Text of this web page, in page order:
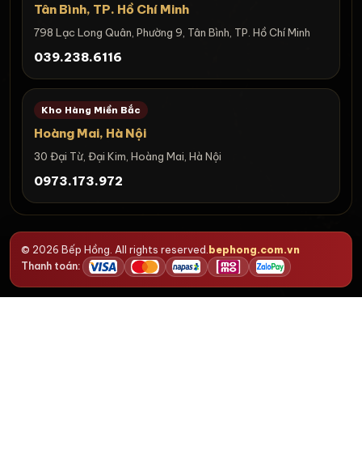
Tân Bình, TP. Hồ Chí Minh
798 Lạc Long Quân, Phường 9, Tân Bình, TP. Hồ Chí Minh
039.238.6116
Kho Hàng Miền Bắc
Hoàng Mai, Hà Nội
30 Đại Từ, Đại Kim, Hoàng Mai, Hà Nội
0973.173.972
© 2026 Bếp Hồng. All rights reserved. bephong.com.vn
Thanh toán: